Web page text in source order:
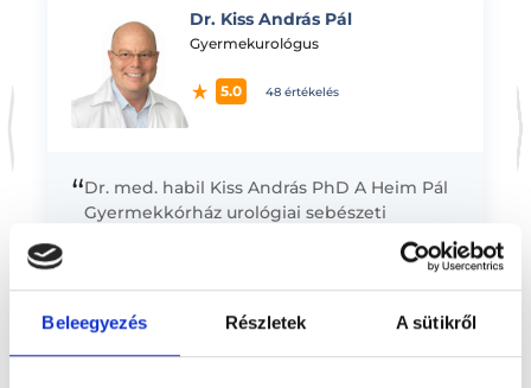
Beleegyezés Részletek A sütikről
Dr. Kiss András Pál
Gyermekurológus
5.0 48 értékelés
“Dr. med. habil Kiss András PhD A Heim Pál
Gyermekkórház urológiai sebészeti
igazgató. 1990-ben szerezte általános orvosi
diplomáját a Semmelweis Egyetemen,...
Előző